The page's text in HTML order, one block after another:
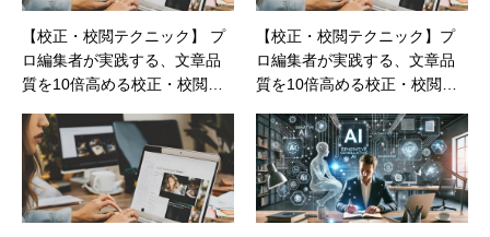
【校正・校閲テクニック】 プ
ロ編集者が実践する、文章品
質を10倍高める校正・校閲テ
【校正・校閲テクニック】プ
ロ編集者が実践する、文章品
質を10倍高める校正・校閲テ